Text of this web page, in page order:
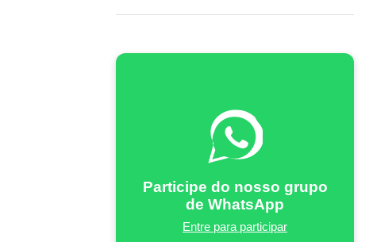
Participe do nosso grupo
de WhatsApp
Entre para participar